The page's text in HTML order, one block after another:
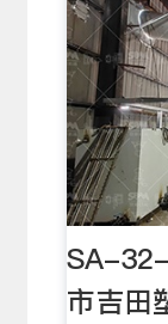
SA-
市吉田